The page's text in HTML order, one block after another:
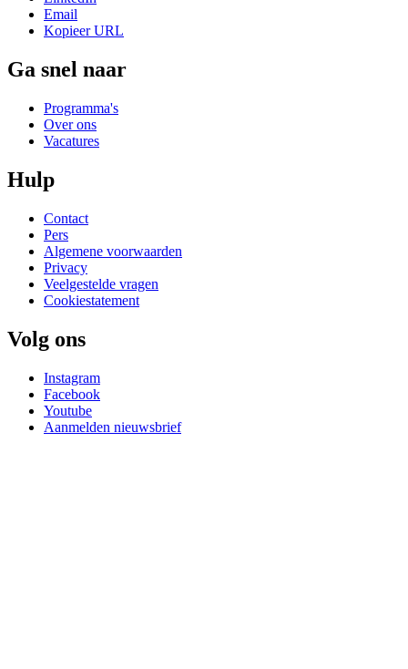
Email
Kopieer URL
Ga snel naar
Programma's
Over ons
Vacatures
Hulp
Contact
Pers
Algemene voorwaarden
Privacy
Veelgestelde vragen
Cookiestatement
Volg ons
Instagram
Facebook
Youtube
Aanmelden nieuwsbrief